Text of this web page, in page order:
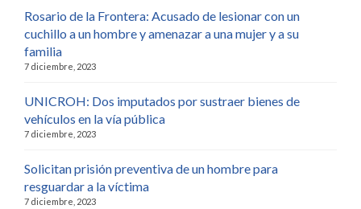
Rosario de la Frontera: Acusado de lesionar con un
cuchillo a un hombre y amenazar a una mujer y a su
familia
7 diciembre, 2023
UNICROH: Dos imputados por sustraer bienes de
vehículos en la vía pública
7 diciembre, 2023
Solicitan prisión preventiva de un hombre para
resguardar a la víctima
7 diciembre, 2023